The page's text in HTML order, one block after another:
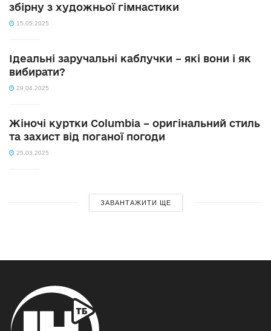
збірну з художньої гімнастики
15.05.2025
Ідеальні заручальні каблучки – які вони і як
вибирати?
29.04.2025
Жіночі куртки Columbia – оригінальний стиль
та захист від поганої погоди
25.03.2025
ЗАВАНТАЖИТИ ЩЕ